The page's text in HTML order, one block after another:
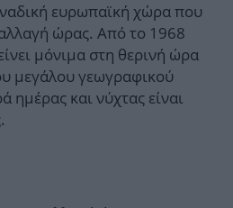
ευρωπαϊκή χώρα που
ώρας. Από το 1968
μόνιμα στη θερινή ώρα
μεγάλου γεωγραφικού
ημέρας και νύχτας είναι